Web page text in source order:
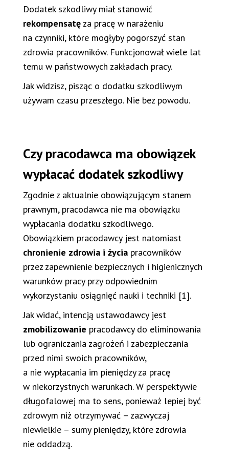
Dodatek szkodliwy miał stanowić
rekompensatę za pracę w narażeniu
na czynniki, które mogłyby pogorszyć stan
zdrowia pracowników. Funkcjonował wiele lat
temu w państwowych zakładach pracy.
Jak widzisz, pisząc o dodatku szkodliwym
używam czasu przeszłego. Nie bez powodu.
Czy pracodawca ma obowiązek
wypłacać dodatek szkodliwy
Zgodnie z aktualnie obowiązującym stanem
prawnym, pracodawca nie ma obowiązku
wypłacania dodatku szkodliwego.
Obowiązkiem pracodawcy jest natomiast
chronienie zdrowia i życia pracowników
przez zapewnienie bezpiecznych i higienicznych
warunków pracy przy odpowiednim
wykorzystaniu osiągnięć nauki i techniki [1].
Jak widać, intencją ustawodawcy jest
zmobilizowanie pracodawcy do eliminowania
lub ograniczania zagrożeń i zabezpieczania
przed nimi swoich pracowników,
a nie wypłacania im pieniędzy za pracę
w niekorzystnych warunkach. W perspektywie
długofalowej ma to sens, ponieważ lepiej być
zdrowym niż otrzymywać – zazwyczaj
niewielkie – sumy pieniędzy, które zdrowia
nie oddadzą.